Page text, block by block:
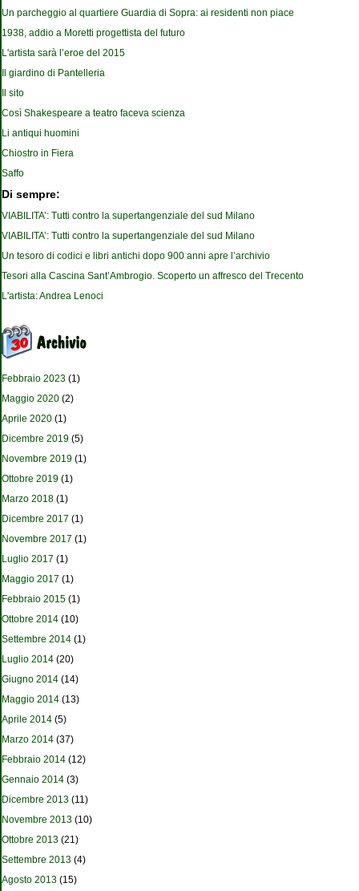
Un parcheggio al quartiere Guardia di Sopra: ai residenti non piace
1938, addio a Moretti progettista del futuro
L'artista sarà l’eroe del 2015
Il giardino di Pantelleria
Il sito
Così Shakespeare a teatro faceva scienza
Li antiqui huomini
Chiostro in Fiera
Saffo
Di sempre:
VIABILITA’: Tutti contro la supertangenziale del sud Milano
VIABILITA’: Tutti contro la supertangenziale del sud Milano
Un tesoro di codici e libri antichi dopo 900 anni apre l’archivio
Tesori alla Cascina Sant’Ambrogio. Scoperto un affresco del Trecento
L'artista: Andrea Lenoci
Febbraio 2023 (1)
Maggio 2020 (2)
Aprile 2020 (1)
Dicembre 2019 (5)
Novembre 2019 (1)
Ottobre 2019 (1)
Marzo 2018 (1)
Dicembre 2017 (1)
Novembre 2017 (1)
Luglio 2017 (1)
Maggio 2017 (1)
Febbraio 2015 (1)
Ottobre 2014 (10)
Settembre 2014 (1)
Luglio 2014 (20)
Giugno 2014 (14)
Maggio 2014 (13)
Aprile 2014 (5)
Marzo 2014 (37)
Febbraio 2014 (12)
Gennaio 2014 (3)
Dicembre 2013 (11)
Novembre 2013 (10)
Ottobre 2013 (21)
Settembre 2013 (4)
Agosto 2013 (15)